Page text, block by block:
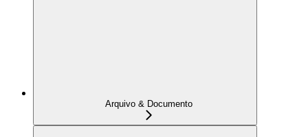
Arquivo & Documento